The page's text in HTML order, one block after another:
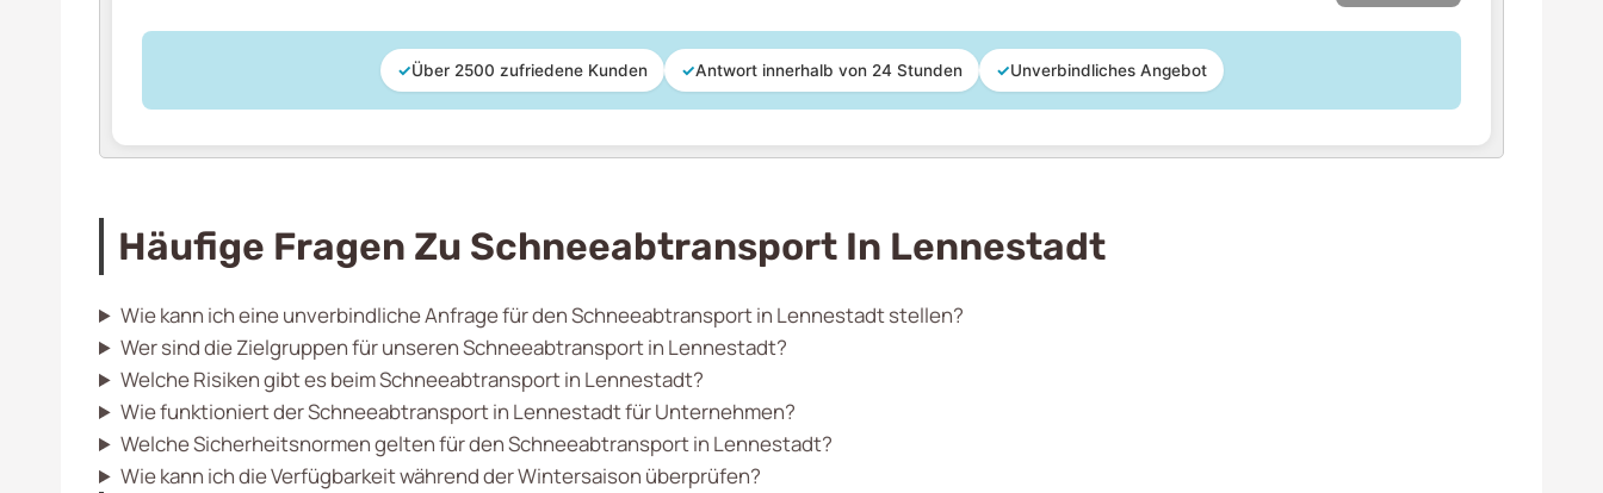
✓Über 2500 zufriedene Kunden ✓Antwort innerhalb von 24 Stunden ✓Unverbindliches Angebot
Häufige Fragen Zu Schneeabtransport In Lennestadt
Wie kann ich eine unverbindliche Anfrage für den Schneeabtransport in Lennestadt stellen?
Wer sind die Zielgruppen für unseren Schneeabtransport in Lennestadt?
Welche Risiken gibt es beim Schneeabtransport in Lennestadt?
Wie funktioniert der Schneeabtransport in Lennestadt für Unternehmen?
Welche Sicherheitsnormen gelten für den Schneeabtransport in Lennestadt?
Wie kann ich die Verfügbarkeit während der Wintersaison überprüfen?